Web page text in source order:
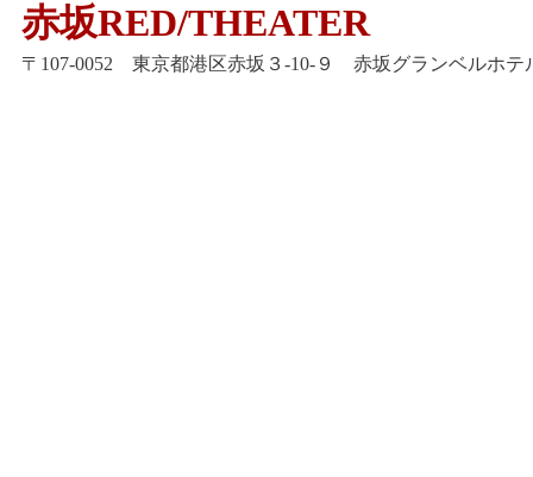
赤坂RED/THEATER
〒107-0052 東京都港区赤坂３-10-９ 赤坂グランベルホテ